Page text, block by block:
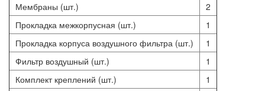
Мембраны (шт.)
2
Прокладка межкорпусная (шт.)
1
Прокладка корпуса воздушного фильтра (шт.)
1
Фильтр воздушный (шт.)
1
Комплект креплений (шт.)
1